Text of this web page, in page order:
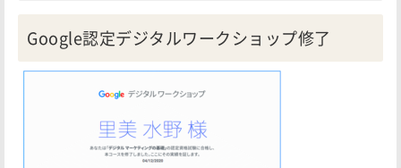
Google認定デジタルワークショップ修了